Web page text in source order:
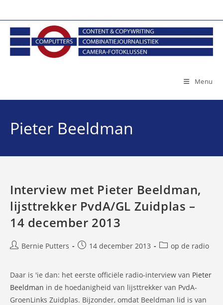
naar
inhoud
Menu
Pieter Beeldman
Interview met Pieter Beeldman,
lijsttrekker PvdA/GL Zuidplas –
14 december 2013
BerichtBernie Putters
Bericht14 december 2013 Berichtcategorie:
op de radio
Daar is 'ie dan: het eerste officiële radio-interview van Pieter
Beeldman in de hoedanigheid van lijsttrekker van PvdA-
GroenLinks Zuidplas. Bijzonder, omdat Beeldman lid is van